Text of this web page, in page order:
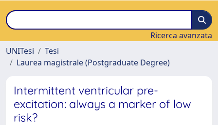
Ricerca avanzata
UNITesi
Tesi
Laurea magistrale (Postgraduate Degree)
Intermittent ventricular pre-
excitation: always a marker of low
risk?